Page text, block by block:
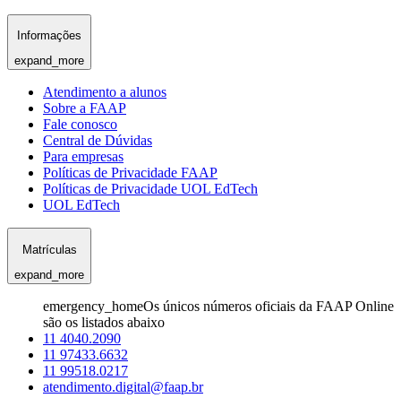
Informações
expand_more
Atendimento a alunos
Sobre a FAAP
Fale conosco
Central de Dúvidas
Para empresas
Políticas de Privacidade FAAP
Políticas de Privacidade UOL EdTech
UOL EdTech
Matrículas
expand_more
emergency_homeOs únicos números oficiais da FAAP Online
são os listados abaixo
11 4040.2090
11 97433.6632
11 99518.0217
atendimento.digital@faap.br